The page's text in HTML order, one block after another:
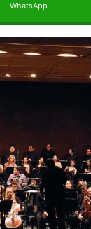
WhatsApp